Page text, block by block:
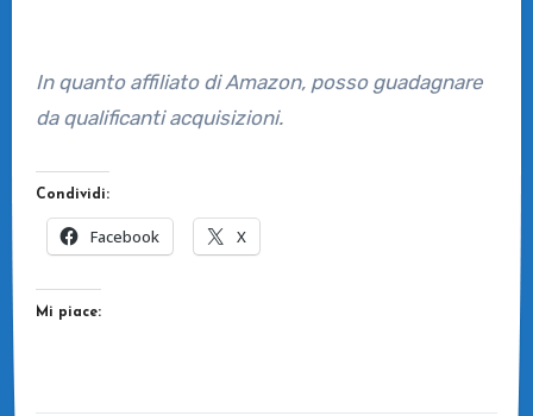
In quanto affiliato di Amazon, posso guadagnare
da qualificanti acquisizioni.
Condividi:
Facebook X
Mi piace: